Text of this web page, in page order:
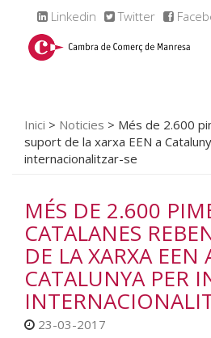
Linkedin Twitter
Inici > Noticies > Més de 2.600
suport de la xarxa EEN a
internacionalitzar-se
MÉS DE 2.600
CATALANES
DE LA XARXA EEN
CATALUNYA PER
23-03-2017